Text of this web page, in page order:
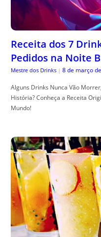
Receita dos 7
Pedidos na Noite
Mestre dos Drinks | 8 de março
Alguns Drinks Nunca Vão
História? Conheça a Receita
Mundo!